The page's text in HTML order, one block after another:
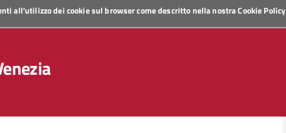
all'utilizzo dei cookie sul browser come descritto nella nostraCookie Policy